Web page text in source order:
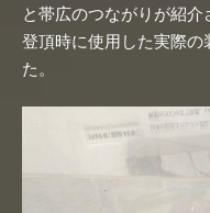
と帯広のつながりが紹
登頂時に使用した実際の
た。